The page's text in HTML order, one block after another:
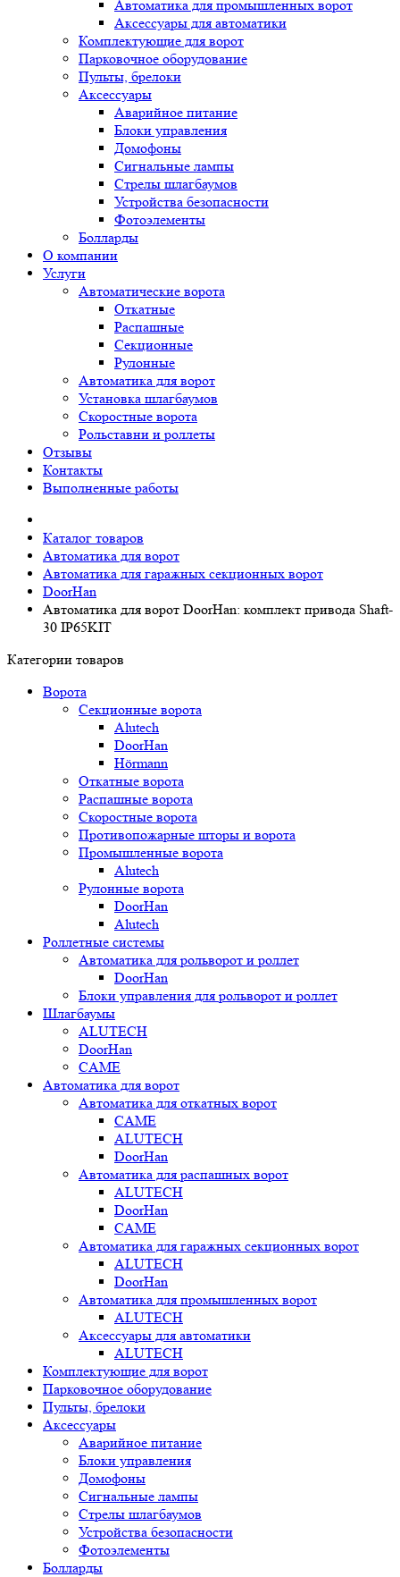
Автоматика для промышленных ворот
Аксессуары для автоматики
Комплектующие для ворот
Парковочное оборудование
Пульты, брелоки
Аксессуары
Аварийное питание
Блоки управления
Домофоны
Сигнальные лампы
Стрелы шлагбаумов
Устройства безопасности
Фотоэлементы
Болларды
О компании
Услуги
Автоматические ворота
Откатные
Распашные
Секционные
Рулонные
Автоматика для ворот
Установка шлагбаумов
Скоростные ворота
Рольставни и роллеты
Отзывы
Контакты
Выполненные работы
Каталог товаров
Автоматика для ворот
Автоматика для гаражных секционных ворот
DoorHan
Автоматика для ворот DoorHan: комплект привода Shaft-
30 IP65KIT
Категории товаров
Ворота
Секционные ворота
Alutech
DoorHan
Hörmann
Откатные ворота
Распашные ворота
Скоростные ворота
Противопожарные шторы и ворота
Промышленные ворота
Alutech
Рулонные ворота
DoorHan
Alutech
Роллетные системы
Автоматика для рольворот и роллет
DoorHan
Блоки управления для рольворот и роллет
Шлагбаумы
ALUTECH
DoorHan
CAME
Автоматика для ворот
Автоматика для откатных ворот
CAME
ALUTECH
DoorHan
Автоматика для распашных ворот
ALUTECH
DoorHan
CAME
Автоматика для гаражных секционных ворот
ALUTECH
DoorHan
Автоматика для промышленных ворот
ALUTECH
Аксессуары для автоматики
ALUTECH
Комплектующие для ворот
Парковочное оборудование
Пульты, брелоки
Аксессуары
Аварийное питание
Блоки управления
Домофоны
Сигнальные лампы
Стрелы шлагбаумов
Устройства безопасности
Фотоэлементы
Болларды